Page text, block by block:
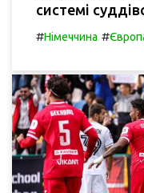
системі
#Німеччина #